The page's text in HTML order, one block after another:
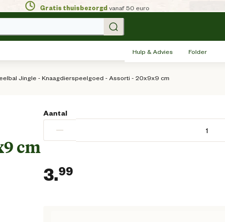
Gratis thuisbezorgd vanaf 50 euro
Hulp & Advies Folder
Jingle - Knaagdierspeelgoed - Assorti - 20x9x9 cm
cm
Aantal
−
3.99